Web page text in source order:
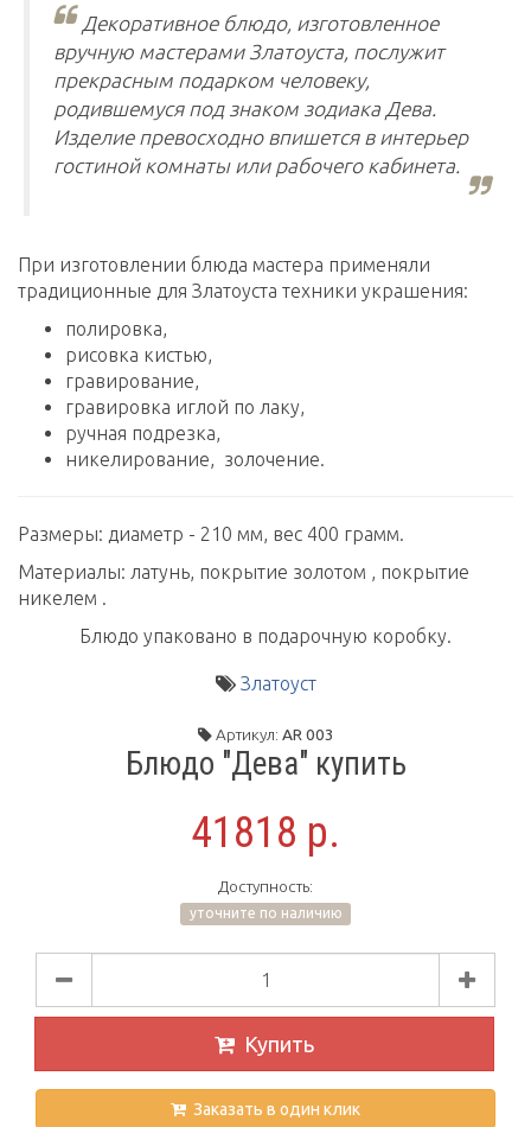
Декоративное блюдо, изготовленное
вручную мастерами Златоуста, послужит
прекрасным подарком человеку,
родившемуся под знаком зодиака Дева.
Изделие превосходно впишется в интерьер
гостиной комнаты или рабочего кабинета.
При изготовлении блюда мастера применяли
традиционные для Златоуста техники украшения:
полировка,
рисовка кистью,
гравирование,
гравировка иглой по лаку,
ручная подрезка,
никелирование, золочение.
Размеры: диаметр - 210 мм, вес 400 грамм.
Материалы: латунь, покрытие золотом , покрытие
никелем .
Блюдо упаковано в подарочную коробку.
Златоуст
Артикул: AR 003
Блюдо "Дева" купить
41818 р.
Доступность:
уточните по наличию
Купить
Заказать в один клик